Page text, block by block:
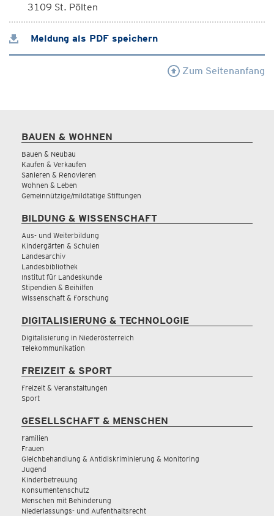
3109 St. Pölten
Meldung als PDF speichern
Zum Seitenanfang
BAUEN & WOHNEN
Bauen & Neubau
Kaufen & Verkaufen
Sanieren & Renovieren
Wohnen & Leben
Gemeinnützige/mildtätige Stiftungen
BILDUNG & WISSENSCHAFT
Aus- und Weiterbildung
Kindergärten & Schulen
Landesarchiv
Landesbibliothek
Institut für Landeskunde
Stipendien & Beihilfen
Wissenschaft & Forschung
DIGITALISIERUNG & TECHNOLOGIE
Digitalisierung in Niederösterreich
Telekommunikation
FREIZEIT & SPORT
Freizeit & Veranstaltungen
Sport
GESELLSCHAFT & MENSCHEN
Familien
Frauen
Gleichbehandlung & Antidiskriminierung & Monitoring
Jugend
Kinderbetreuung
Konsumentenschutz
Menschen mit Behinderung
Niederlassungs- und Aufenthaltsrecht